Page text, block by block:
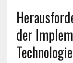
der